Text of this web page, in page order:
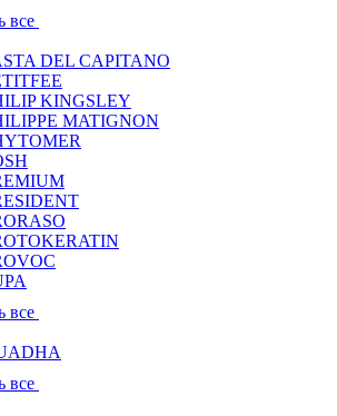
все
DEL CAPITANO
KINGSLEY
MATIGNON
все
все